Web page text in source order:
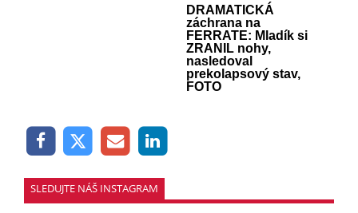
DRAMATICKÁ
záchrana na
FERRATE: Mladík si
ZRANIL nohy,
nasledoval
prekolapsový stav,
FOTO
SLEDUJTE NÁŠ INSTAGRAM